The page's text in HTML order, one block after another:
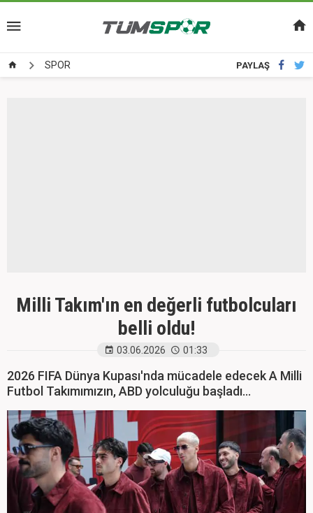
SPOR PAYLAŞ
Milli Takım'ın en değerli futbolcuları
belli oldu!
03.06.2026 01:33
2026 FIFA Dünya Kupası'nda mücadele edecek A Milli
Futbol Takımımızın, ABD yolculuğu başladı...